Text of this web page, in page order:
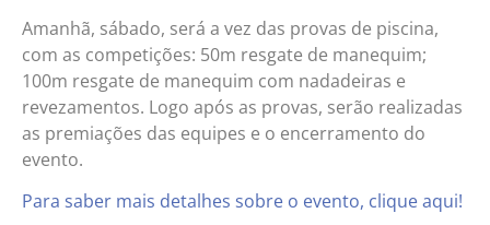
Amanhã, sábado, será a vez das provas de piscina,
com as competições: 50m resgate de manequim;
100m resgate de manequim com nadadeiras e
revezamentos. Logo após as provas, serão realizadas
as premiações das equipes e o encerramento do
evento.
Para saber mais detalhes sobre o evento, clique aqui!